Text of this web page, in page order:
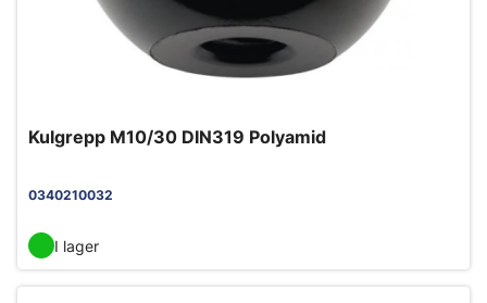
Kulgrepp M10/30 DIN319 Polyamid
0340210032
I lager